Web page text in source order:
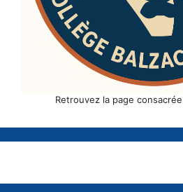
Retrouvez la page